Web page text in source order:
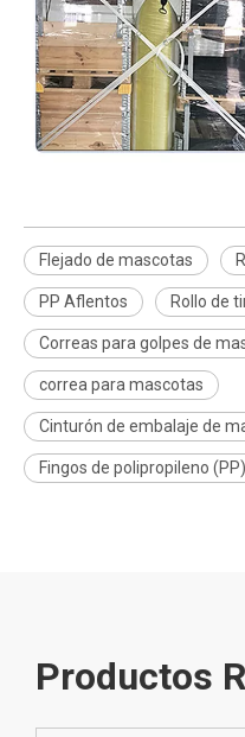
Flejado de mascotas
PP Aflentos Rollo de
Correas para golpes de
correa para mascotas
Cinturón de embalaje de
Fingos de polipropileno (PP)
Productos